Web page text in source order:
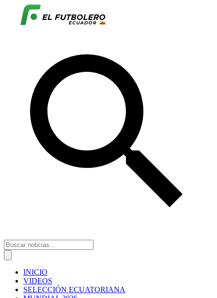
INICIO
VIDEOS
SELECCIÓN ECUATORIANA